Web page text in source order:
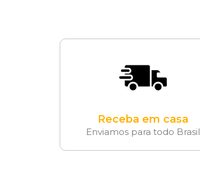
Receba em casa
Enviamos para todo Brasil